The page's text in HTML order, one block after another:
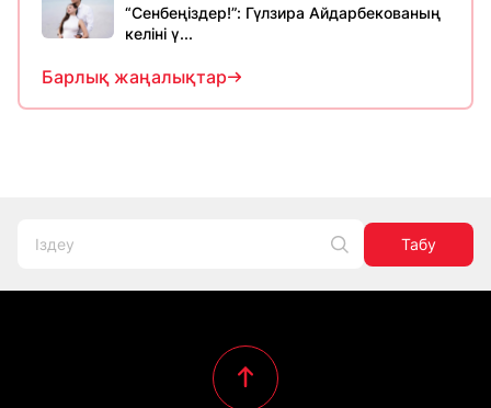
“Сенбеңіздер!”: Гүлзира Айдарбекованың
келіні ү...
Барлық жаңалықтар
Табу